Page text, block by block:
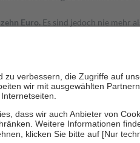
Euro. Es sind jedoch nie mehr
keine Zuzahlungen an bei: